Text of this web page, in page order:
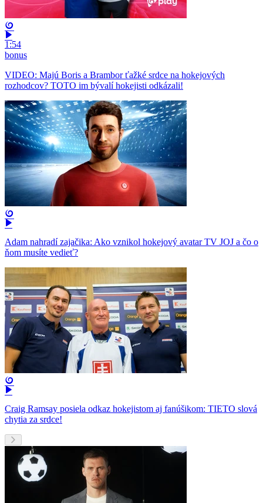
1:54
bonus
VIDEO: Majú Boris a Brambor ťažké srdce na hokejových
rozhodcov? TOTO im bývalí hokejisti odkázali!
Adam nahradí zajačika: Ako vznikol hokejový avatar TV JOJ a čo o
ňom musíte vedieť?
Craig Ramsay posiela odkaz hokejistom aj fanúšikom: TIETO slová
chytia za srdce!